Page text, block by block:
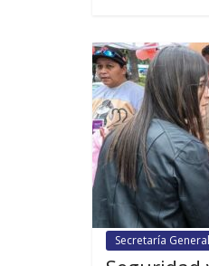
Secretaría